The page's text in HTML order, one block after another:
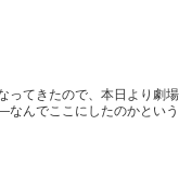
ってきたので、本日より劇
んでここにしたのかという